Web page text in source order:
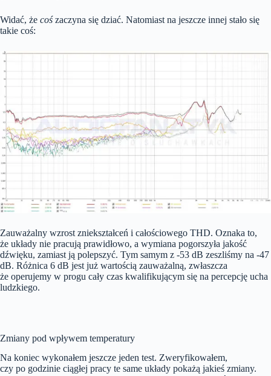
Widać, że cośzaczyna się dziać. Natomiast na jeszcze innej stało się
takie coś:
Zauważalny wzrost zniekształceń i całościowego THD. Oznaka to,
że układy nie pracują prawidłowo, a wymiana pogorszyła jakość
dźwięku, zamiast ją polepszyć. Tym samym z -53 dB zeszliśmy na -47
dB. Różnica 6 dB jest już wartością zauważalną, zwłaszcza
że operujemy w progu cały czas kwalifikującym się na percepcję ucha
ludzkiego.
Zmiany pod wpływem temperatury
Na koniec wykonałem jeszcze jeden test. Zweryfikowałem,
czy po godzinie ciągłej pracy te same układy pokażą jakieś zmiany.